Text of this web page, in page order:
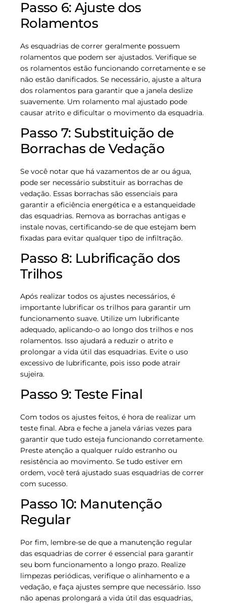
Passo 6: Ajuste dos
Rolamentos
As esquadrias de correr geralmente possuem
rolamentos que podem ser ajustados. Verifique se
os rolamentos estão funcionando corretamente e se
não estão danificados. Se necessário, ajuste a altura
dos rolamentos para garantir que a janela deslize
suavemente. Um rolamento mal ajustado pode
causar atrito e dificultar o movimento da esquadria.
Passo 7: Substituição de
Borrachas de Vedação
Se você notar que há vazamentos de ar ou água,
pode ser necessário substituir as borrachas de
vedação. Essas borrachas são essenciais para
garantir a eficiência energética e a estanqueidade
das esquadrias. Remova as borrachas antigas e
instale novas, certificando-se de que estejam bem
fixadas para evitar qualquer tipo de infiltração.
Passo 8: Lubrificação dos
Trilhos
Após realizar todos os ajustes necessários, é
importante lubrificar os trilhos para garantir um
funcionamento suave. Utilize um lubrificante
adequado, aplicando-o ao longo dos trilhos e nos
rolamentos. Isso ajudará a reduzir o atrito e
prolongar a vida útil das esquadrias. Evite o uso
excessivo de lubrificante, pois isso pode atrair
sujeira.
Passo 9: Teste Final
Com todos os ajustes feitos, é hora de realizar um
teste final. Abra e feche a janela várias vezes para
garantir que tudo esteja funcionando corretamente.
Preste atenção a qualquer ruído estranho ou
resistência ao movimento. Se tudo estiver em
ordem, você terá ajustado suas esquadrias de correr
com sucesso.
Passo 10: Manutenção
Regular
Por fim, lembre-se de que a manutenção regular
das esquadrias de correr é essencial para garantir
seu bom funcionamento a longo prazo. Realize
limpezas periódicas, verifique o alinhamento e a
vedação, e faça ajustes sempre que necessário. Isso
não apenas prolongará a vida útil das esquadrias,